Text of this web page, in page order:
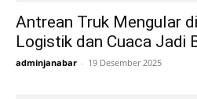
Antrean Truk Mengular
Logistik dan Cuaca Jadi
adminjanabar - 19 Desember 2025